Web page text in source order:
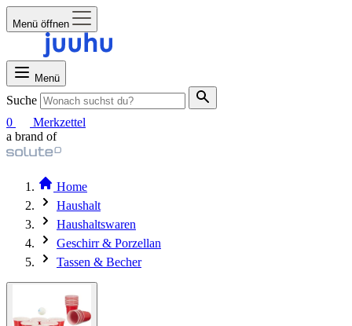
Menü öffnen
Menü
Suche
0
Merkzettel
a brand of
Home
Haushalt
Haushaltswaren
Geschirr & Porzellan
Tassen & Becher